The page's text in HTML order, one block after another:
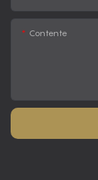
Contente